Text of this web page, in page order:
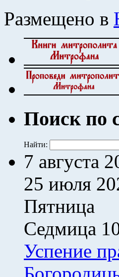
Размещено в
Поиск по
Найти:
7 августа
25 июля
Пятница
Седмица
Успение